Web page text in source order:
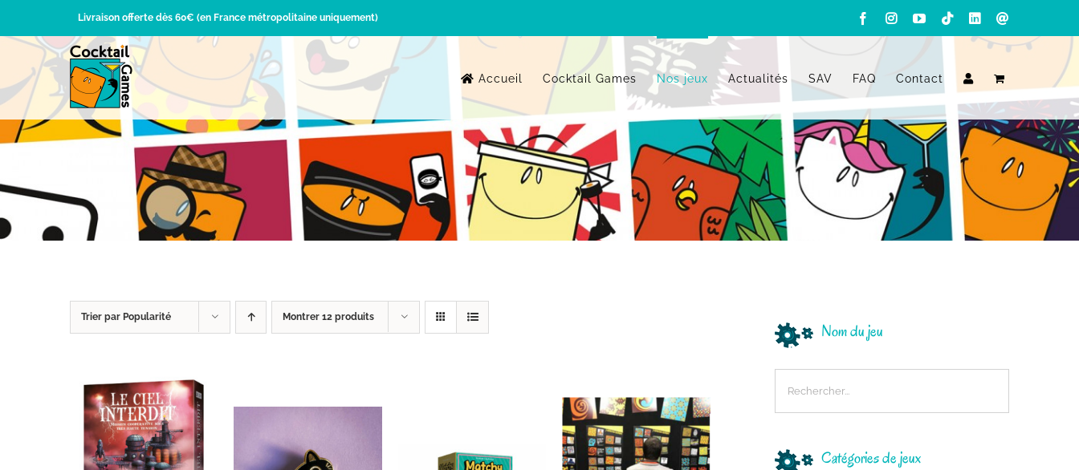
au
contenu
Livraison offerte dès 60€ (en France métropolitaine uniquement) FacebookInstagram
YouTube
TiktokLinkedIn
Accueil Cocktail Games Nos jeux Actualités SAV FAQ Contact
Trier par Popularité Montrer 12 produits
Nom du jeu
Catégories de jeux